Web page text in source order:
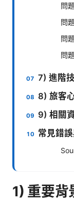
問
問
問
問
7) 進階
8) 旅客
9) 相關
常見錯
1) 重要背